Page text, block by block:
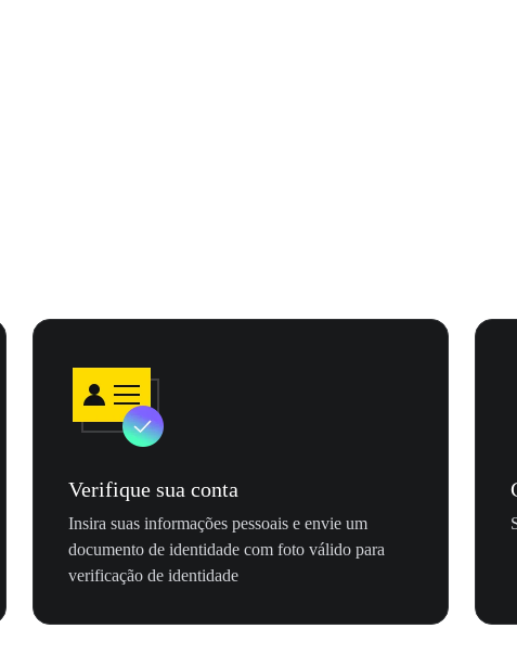
Verifique sua conta
Insira suas informações pessoais e envie um
documento de identidade com foto válido para
verificação de identidade